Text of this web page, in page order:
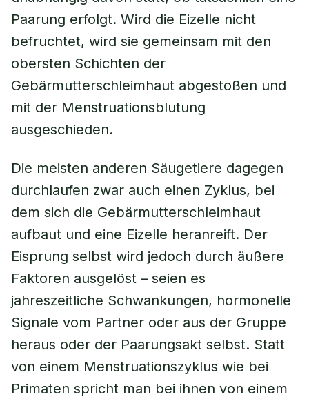
Paarung erfolgt. Wird die Eizelle nicht
befruchtet, wird sie gemeinsam mit den
obersten Schichten der
Gebärmutterschleimhaut abgestoßen und
mit der Menstruationsblutung
ausgeschieden.
Die meisten anderen Säugetiere dagegen
durchlaufen zwar auch einen Zyklus, bei
dem sich die Gebärmutterschleimhaut
aufbaut und eine Eizelle heranreift. Der
Eisprung selbst wird jedoch durch äußere
Faktoren ausgelöst – seien es
jahreszeitliche Schwankungen, hormonelle
Signale vom Partner oder aus der Gruppe
heraus oder der Paarungsakt selbst. Statt
von einem Menstruationszyklus wie bei
Primaten spricht man bei ihnen von einem